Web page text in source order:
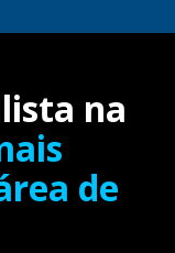
na
de